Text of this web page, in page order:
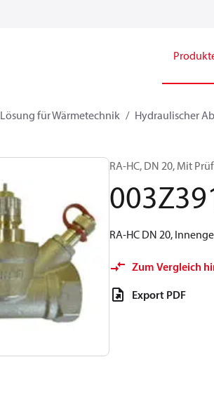
Lösung für Wärmetechnik Hydraulischer
RA-HC, DN 20, Mit
RA-HC DN 20,
Zum Vergleich
Export PDF